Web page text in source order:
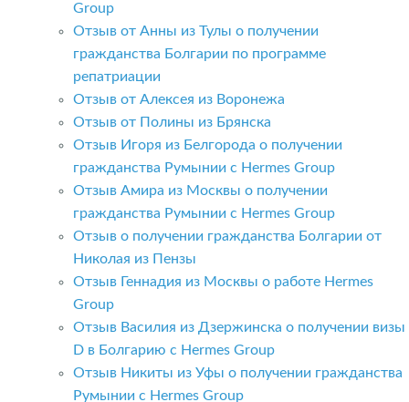
Group
Отзыв от Анны из Тулы о получении
гражданства Болгарии по программе
репатриации
Отзыв от Алексея из Воронежа
Отзыв от Полины из Брянска
Отзыв Игоря из Белгорода о получении
гражданства Румынии с Hermes Group
Отзыв Амира из Москвы о получении
гражданства Румынии с Hermes Group
Отзыв о получении гражданства Болгарии от
Николая из Пензы
Отзыв Геннадия из Москвы о работе Hermes
Group
Отзыв Василия из Дзержинска о получении визы
D в Болгарию с Hermes Group
Отзыв Никиты из Уфы о получении гражданства
Румынии с Hermes Group